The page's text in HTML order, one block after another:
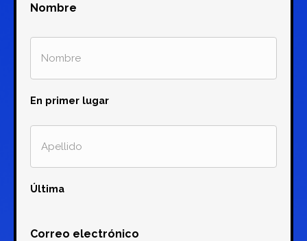
Nombre
En primer lugar
Última
Correo electrónico